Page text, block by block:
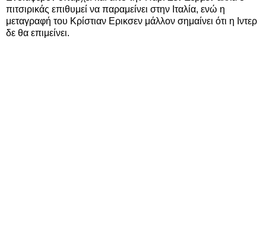
πιτσιρικάς επιθυμεί να παραμείνει στην Ιταλία, ενώ η
μεταγραφή του Κρίστιαν Ερικσεν μάλλον σημαίνει ότι η Ιντερ
δε θα επιμείνει.